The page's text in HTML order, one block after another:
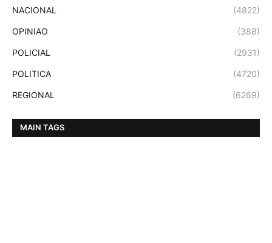
NACIONAL (4822)
OPINIAO (388)
POLICIAL (2931)
POLITICA (4720)
REGIONAL (6269)
MAIN TAGS